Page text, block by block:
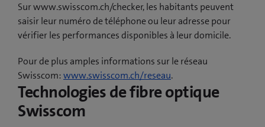
Sur www.swisscom.ch/checker, les habitants peuvent
saisir leur numéro de téléphone ou leur adresse pour
vérifier les performances disponibles à leur domicile.
Pour de plus amples informations sur le réseau
Swisscom: www.swisscom.ch/reseau.
Technologies de fibre optique
Swisscom